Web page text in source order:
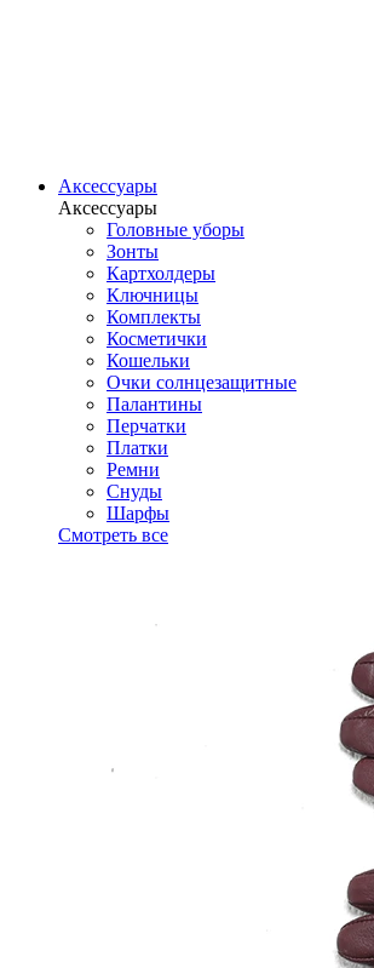
Аксессуары
Аксессуары
Головные уборы
Зонты
Картхолдеры
Ключницы
Комплекты
Косметички
Кошельки
Очки солнцезащитные
Палантины
Перчатки
Платки
Ремни
Снуды
Шарфы
Смотреть все